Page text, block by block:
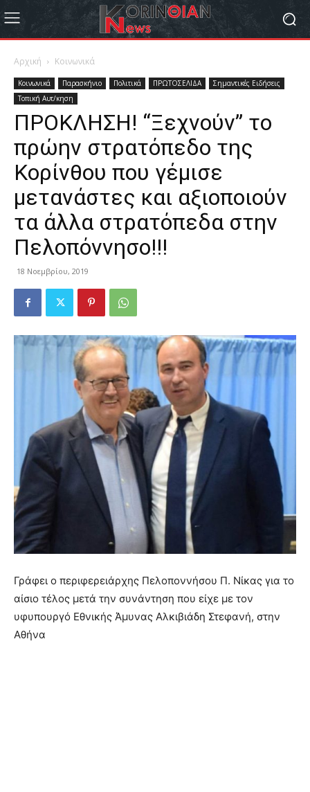
Αρχική Κοινωνικά
Κοινωνικά Παρασκήνιο Πολιτικά ΠΡΩΤΟΣΕΛΙΔΑ
Σημαντικές Ειδήσεις
Τοπική Αυτ/κηση
ΠΡΟΚΛΗΣΗ! “Ξεχνούν” το
πρώην στρατόπεδο της
Κορίνθου που γέμισε
μετανάστες και αξιοποιούν
τα άλλα στρατόπεδα στην
Πελοπόννησο!!!
18 Νοεμβρίου, 2019
Γράφει ο περιφερειάρχης Πελοποννήσου Π. Νίκας για το
αίσιο τέλος μετά την συνάντηση που είχε με τον
υφυπουργό Εθνικής Άμυνας Αλκιβιάδη Στεφανή, στην
Αθήνα